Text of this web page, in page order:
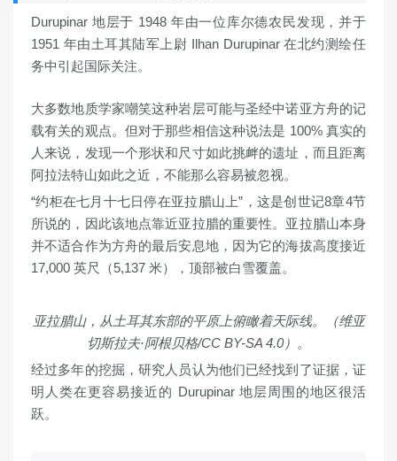
Durupinar 地层于 1948 年由一位库尔德农民发现，并于
1951 年由土耳其陆军上尉 Ilhan Durupinar 在北约测绘任
务中引起国际关注。
大多数地质学家嘲笑这种岩层可能与圣经中诺亚方舟的记
载有关的观点。但对于那些相信这种说法是 100% 真实的
人来说，发现一个形状和尺寸如此挑衅的遗址，而且距离
阿拉法特山如此之近，不能那么容易被忽视。
“约柜在七月十七日停在亚拉腊山上”，这是创世记8章4节
所说的，因此该地点靠近亚拉腊的重要性。亚拉腊山本身
并不适合作为方舟的最后安息地，因为它的海拔高度接近
17,000 英尺（5,137 米），顶部被白雪覆盖。
亚拉腊山，从土耳其东部的平原上俯瞰着天际线。（维亚
切斯拉夫·阿根贝格/CC BY-SA 4.0）。
经过多年的挖掘，研究人员认为他们已经找到了证据，证
明人类在更容易接近的 Durupinar 地层周围的地区很活
跃。